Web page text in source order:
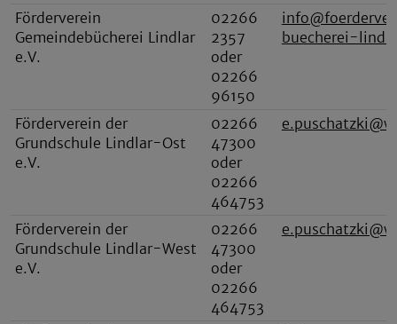
Förderverein
Gemeindebücherei Lindlar
e.V.
02266
2357
oder
02266
96150
buecherei-
Förderverein der
Grundschule Lindlar-Ost
e.V.
02266
47300
oder
02266
464753
Förderverein der
Grundschule Lindlar-West
e.V.
02266
47300
oder
02266
464753